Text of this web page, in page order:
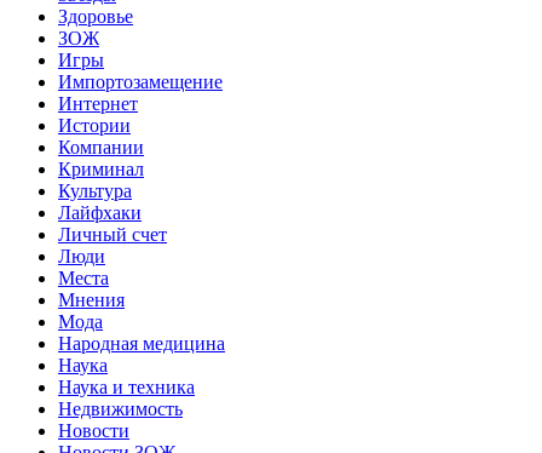
Здоровье
ЗОЖ
Игры
Импортозамещение
Интернет
Истории
Компании
Криминал
Культура
Лайфхаки
Личный счет
Люди
Места
Мнения
Мода
Народная медицина
Наука
Наука и техника
Недвижимость
Новости